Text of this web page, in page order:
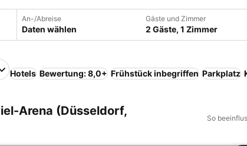
An-/Abreise
Daten wählen
Gäste und Zimmer
2 Gäste, 1 Zimmer
Hotels Bewertung: 8,0+ Frühstück inbegriffen Parkplatz
Arena (Düsseldorf,
So